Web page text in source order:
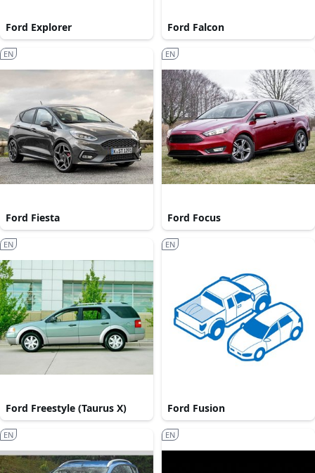
Ford Explorer Ford Falcon
Ford Fiesta
EN
Ford Focus
EN
Ford Freestyle (Taurus X)
EN
Ford Fusion
EN
EN EN